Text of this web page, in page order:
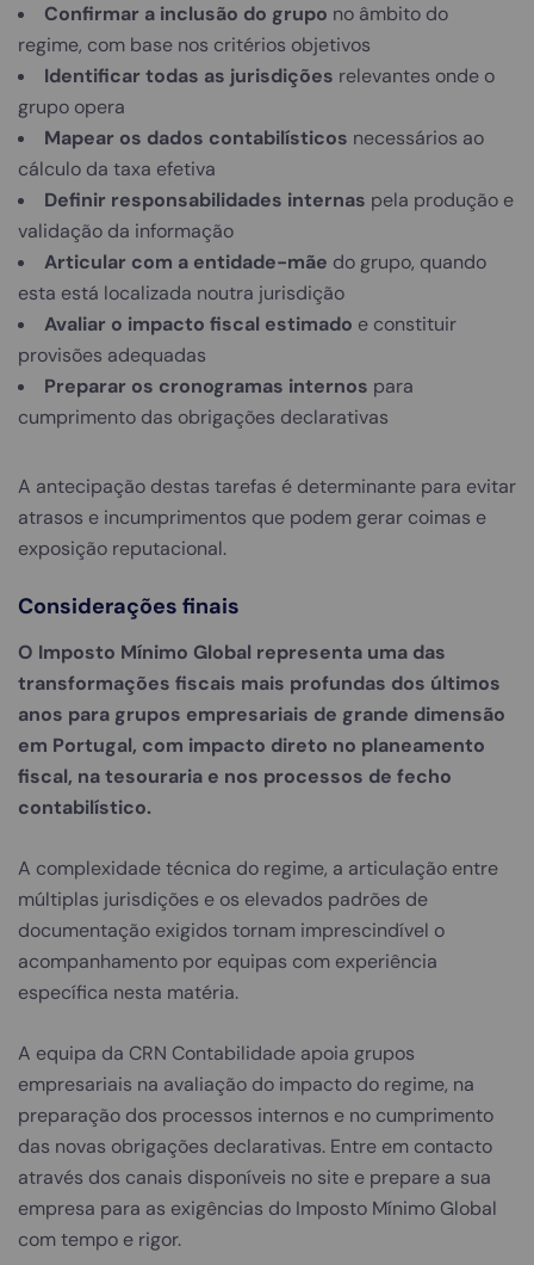
Confirmar a inclusão do grupo no âmbito do
regime, com base nos critérios objetivos
Identificar todas as jurisdições relevantes onde o
grupo opera
Mapear os dados contabilísticos necessários ao
cálculo da taxa efetiva
Definir responsabilidades internas pela produção e
validação da informação
Articular com a entidade-mãe do grupo, quando
esta está localizada noutra jurisdição
Avaliar o impacto fiscal estimado e constituir
provisões adequadas
Preparar os cronogramas internos para
cumprimento das obrigações declarativas
A antecipação destas tarefas é determinante para evitar
atrasos e incumprimentos que podem gerar coimas e
exposição reputacional.
Considerações finais
O Imposto Mínimo Global representa uma das
transformações fiscais mais profundas dos últimos
anos para grupos empresariais de grande dimensão
em Portugal, com impacto direto no planeamento
fiscal, na tesouraria e nos processos de fecho
contabilístico.
A complexidade técnica do regime, a articulação entre
múltiplas jurisdições e os elevados padrões de
documentação exigidos tornam imprescindível o
acompanhamento por equipas com experiência
específica nesta matéria.
A equipa da CRN Contabilidade apoia grupos
empresariais na avaliação do impacto do regime, na
preparação dos processos internos e no cumprimento
das novas obrigações declarativas. Entre em contacto
através dos canais disponíveis no site e prepare a sua
empresa para as exigências do Imposto Mínimo Global
com tempo e rigor.